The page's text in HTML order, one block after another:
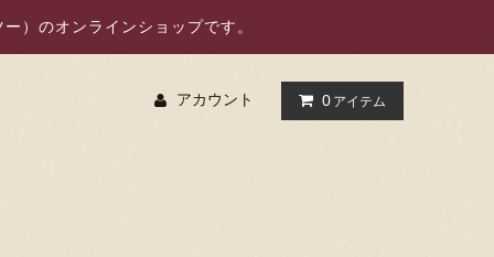
）のオンラインショップです。
アカウント 0 アイテム